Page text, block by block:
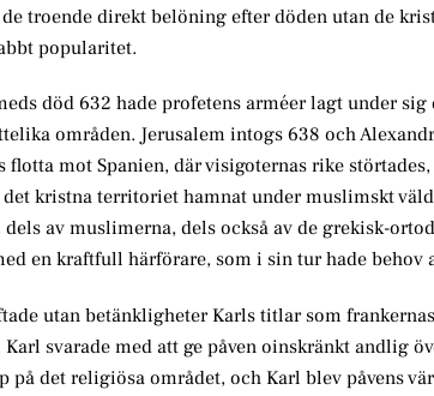
troende direkt belöning efter döden utan de
popularitet.
död 632 hade profetens arméer lagt under
områden. Jerusalem intogs 638 och
flotta mot Spanien, där visigoternas rike
det kristna territoriet hamnat under muslimskt
av muslimerna, dels också av de grekisk-
en kraftfull härförare, som i sin tur hade
utan betänkligheter Karls titlar som
Karl svarade med att ge påven oinskränkt andlig
på det religiösa området, och Karl blev påvens